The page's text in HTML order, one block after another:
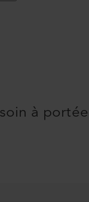
à portée